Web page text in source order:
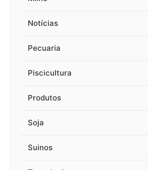
Notícias
Pecuaria
Piscicultura
Produtos
Soja
Suinos